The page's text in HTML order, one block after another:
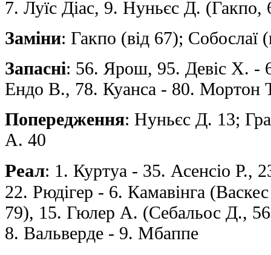
7. Луїс Діас, 9. Нуньєс Д. (Гакпо,
Заміни: Гакпо (від 67); Собослаї
Запасні: 56. Ярош, 95. Девіс Х. -
Ендо В., 78. Куанса - 80. Мортон
Попередження: Нуньєс Д. 13;
А. 40
Реал: 1. Куртуа - 35. Асенсіо Р.,
22. Рюдігер - 6. Камавінга
79), 15. Гюлер А. (Себальос Д.,
8. Вальверде - 9. Мбаппе